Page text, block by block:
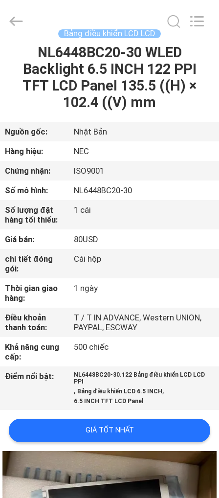
TRANG
CHỦ
PHẨM
VỀ
TÔI
THAM
QUAN
NHÀ
KIỂM
SOÁT
CHẤT
LƯỢNG
CHÚNG
TÔI
TIN
TỨC
Sapientia
Display
Bảng điều khiển LCD LCD
NL6448BC20-30 WLED
Backlight 6.5 INCH 122 PPI
TFT LCD Panel 135.5 ((H) ×
102.4 ((V) mm
Nguồn gốc:
Nhật Bản
Hàng hiệu:
NEC
Chứng nhận:
ISO9001
Số mô hình:
NL6448BC20-30
Số lượng đặt
hàng tối thiểu:
1 cái
Giá bán:
80USD
chi tiết đóng
gói:
Cái hộp
Thời gian giao
hàng:
1 ngày
Điều khoản
thanh toán:
T / T IN ADVANCE, Western UNION,
PAYPAL, ESCWAY
Khả năng cung
cấp:
500 chiếc
Điểm nổi bật:
NL6448BC20-30.122 Bảng điều khiển LCD LCD
PPI
, Bảng điều khiển LCD 6.5 INCH ,
6.5 INCH TFT LCD Panel
GIÁ TỐT NHẤT